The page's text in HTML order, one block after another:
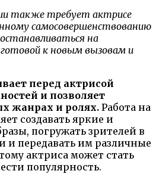
также требует актрисе
самосовершенствованию
на
к новым вызовам и
перед актрисой
и позволяет
жанрах и ролях. Работа на
создавать яркие и
погружать зрителей в
и передавать им различные
актриса может стать
популярность.